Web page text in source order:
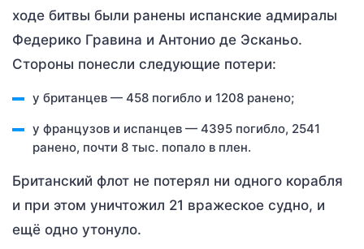
ходе битвы были ранены испанские адмиралы
Федерико Гравина и Антонио де Эсканьо.
Стороны понесли следующие потери:
у британцев — 458 погибло и 1208 ранено;
у французов и испанцев — 4395 погибло, 2541
ранено, почти 8 тыс. попало в плен.
Британский флот не потерял ни одного корабля
и при этом уничтожил 21 вражеское судно, и
ещё одно утонуло.